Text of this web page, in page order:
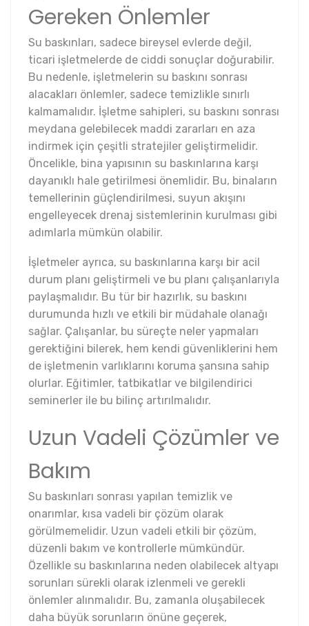
Gereken Önlemler
Su baskınları, sadece bireysel evlerde değil,
ticari işletmelerde de ciddi sonuçlar doğurabilir.
Bu nedenle, işletmelerin su baskını sonrası
alacakları önlemler, sadece temizlikle sınırlı
kalmamalıdır. İşletme sahipleri, su baskını sonrası
meydana gelebilecek maddi zararları en aza
indirmek için çeşitli stratejiler geliştirmelidir.
Öncelikle, bina yapısının su baskınlarına karşı
dayanıklı hale getirilmesi önemlidir. Bu, binaların
temellerinin güçlendirilmesi, suyun akışını
engelleyecek drenaj sistemlerinin kurulması gibi
adımlarla mümkün olabilir.
İşletmeler ayrıca, su baskınlarına karşı bir acil
durum planı geliştirmeli ve bu planı çalışanlarıyla
paylaşmalıdır. Bu tür bir hazırlık, su baskını
durumunda hızlı ve etkili bir müdahale olanağı
sağlar. Çalışanlar, bu süreçte neler yapmaları
gerektiğini bilerek, hem kendi güvenliklerini hem
de işletmenin varlıklarını koruma şansına sahip
olurlar. Eğitimler, tatbikatlar ve bilgilendirici
seminerler ile bu bilinç artırılmalıdır.
Uzun Vadeli Çözümler ve
Bakım
Su baskınları sonrası yapılan temizlik ve
onarımlar, kısa vadeli bir çözüm olarak
görülmemelidir. Uzun vadeli etkili bir çözüm,
düzenli bakım ve kontrollerle mümkündür.
Özellikle su baskınlarına neden olabilecek altyapı
sorunları sürekli olarak izlenmeli ve gerekli
önlemler alınmalıdır. Bu, zamanla oluşabilecek
daha büyük sorunların önüne geçerek,